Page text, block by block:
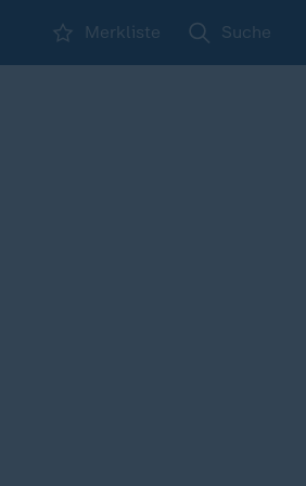
Merkliste Suche